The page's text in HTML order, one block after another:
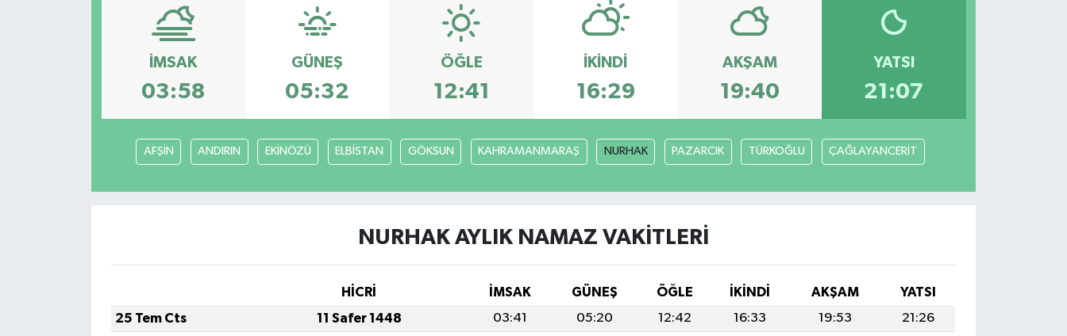
İMSAK
03:58
GÜNEŞ
05:32
ÖĞLE
12:41
İKINDI
16:29
AKŞAM
19:40
YATSI
21:07
AFŞİN ANDIRIN EKİNÖZÜ ELBİSTAN GÖKSUN KAHRAMANMARAŞ NURHAK PAZARCIK TÜRKOĞLU ÇAĞLAYANCERİT
NURHAK AYLIK NAMAZ VAKITLERI
HİCRİ İMSAK GÜNEŞ ÖĞLE İKINDI AKŞAM
YATSI
25 Tem Cts
11 Safer 1448 03:41 05:20 12:42 16:33 19:53
21:26